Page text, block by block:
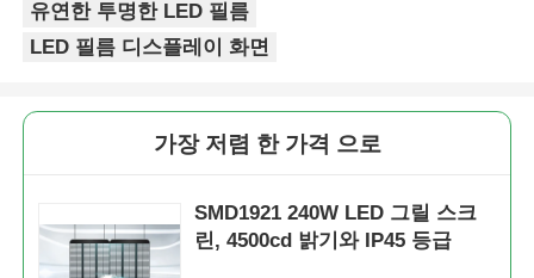
유연한 투명한 LED 필름
LED 필름 디스플레이 화면
가장 저렴 한 가격 으로
SMD1921 240W LED 그릴 스크
린, 4500cd 밝기와 IP45 등급